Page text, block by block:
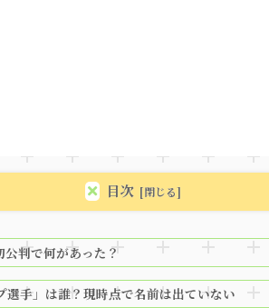
目次
判で何があった？
選手」は誰？現時点で名前は出ていない